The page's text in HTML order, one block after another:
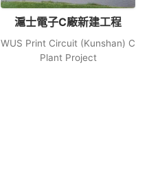
滬士電子C廠新建工程
WUS Print Circuit (Kunshan) C
Plant Project